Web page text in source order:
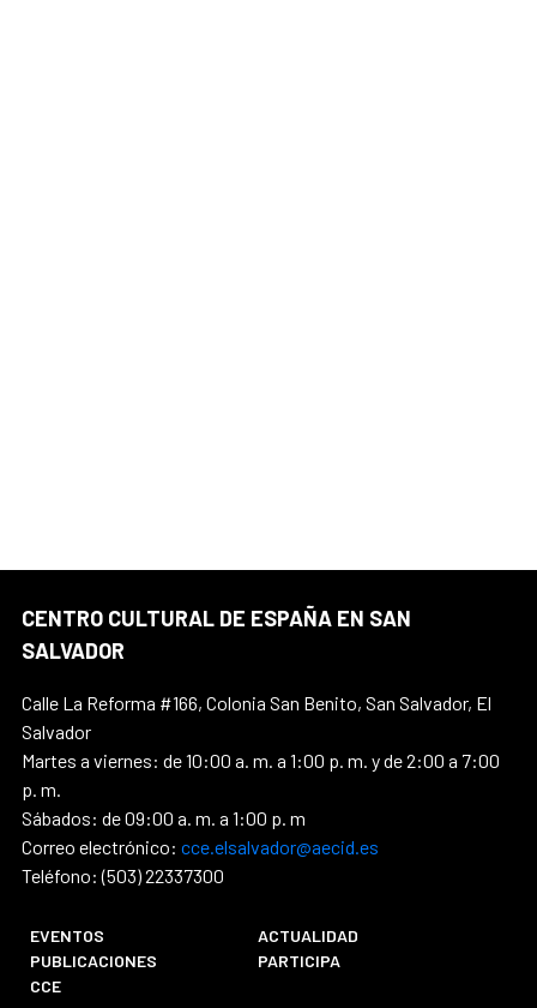
CENTRO CULTURAL DE ESPAÑA EN SAN
SALVADOR
Calle La Reforma #166, Colonia San Benito, San Salvador, El
Salvador
Martes a viernes: de 10:00 a. m. a 1:00 p. m. y de 2:00 a 7:00
p. m.
Sábados: de 09:00 a. m. a 1:00 p. m
Correo electrónico: cce.elsalvador@aecid.es
Teléfono: (503) 22337300
EVENTOS
ACTUALIDAD
PUBLICACIONES
PARTICIPA
CCE